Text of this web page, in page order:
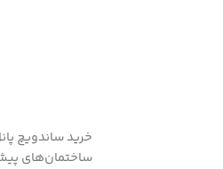
خرید ساندویچ
ساختمان‌های